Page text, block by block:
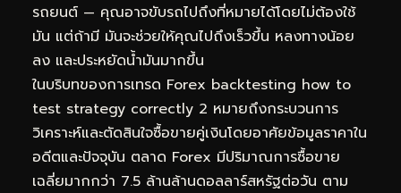
รถยนต์ — คุณอาจขับรถไปถึงที่หมายได้โดยไม่ต้องใช้
มัน แต่ถ้ามี มันจะช่วยให้คุณไปถึงเร็วขึ้น หลงทางน้อย
ลง และประหยัดน้ำมันมากขึ้น
ในบริบทของการเทรด Forex backtesting how to
test strategy correctly 2 หมายถึงกระบวนการ
วิเคราะห์และตัดสินใจซื้อขายคู่เงินโดยอาศัยข้อมูลราคาใน
อดีตและปัจจุบัน ตลาด Forex มีปริมาณการซื้อขาย
เฉลี่ยมากกว่า 7.5 ล้านล้านดอลลาร์สหรัฐต่อวัน ตาม